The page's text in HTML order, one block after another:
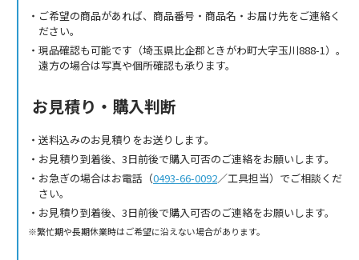
ご希望の商品があれば、商品番号・商品名・お届け先をご連絡く
ださい。
現品確認も可能です（埼玉県比企郡ときがわ町大字玉川888-1）。
遠方の場合は写真や個所確認も承ります。
お見積り・購入判断
送料込みのお見積りをお送りします。
お見積り到着後、3日前後で購入可否のご連絡をお願いします。
お急ぎの場合はお電話（0493-66-0092／工具担当）でご相談くだ
さい。
お見積り到着後、3日前後で購入可否のご連絡をお願いします。
繁忙期や長期休業時はご希望に沿えない場合があります。